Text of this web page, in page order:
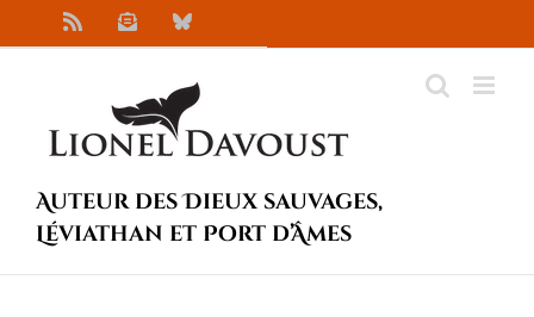
au
NewsletterBluesky
Auteur des Dieux sauvages,
Léviathan et Port d’Âmes